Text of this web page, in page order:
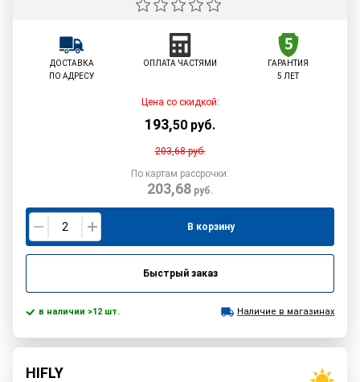
ДОСТАВКА
ПО АДРЕСУ
ОПЛАТА ЧАСТЯМИ
ГАРАНТИЯ
5 ЛЕТ
Цена со скидкой:
193,50 руб.
203,68руб.
По картам рассрочки:
203,68руб.
В корзину
Быстрый заказ
в наличии >12 шт. Наличие в магазинах
HIFLY